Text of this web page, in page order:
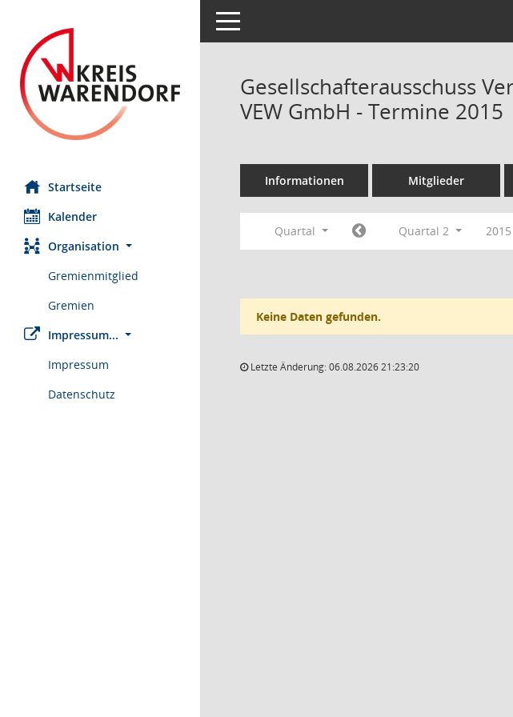
Startseite
Kalender
Organisation
Gremienmitglied
Gremien
Impressum...
Impressum
Datenschutz
Toggle navigation
Gesellschafterausschuss
VEW GmbH - Termine 2015
Informationen Mitglieder
Quartal Quartal 2 2015
Keine Daten gefunden.
Letzte Änderung: 06.08.2026 21:23:20